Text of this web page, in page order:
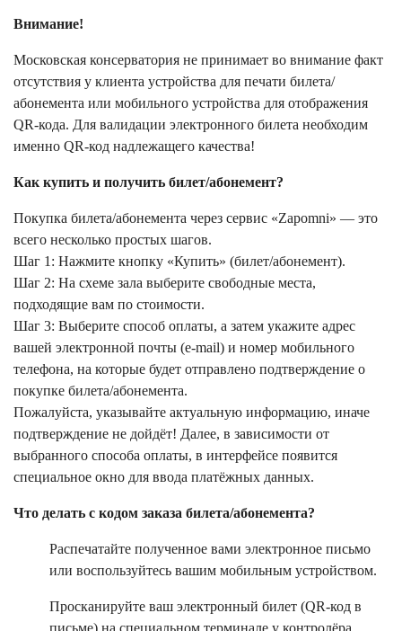
Внимание!
Московская консерватория не принимает во внимание факт
отсутствия у клиента устройства для печати билета/
абонемента или мобильного устройства для отображения
QR-кода. Для валидации электронного билета необходим
именно QR-код надлежащего качества!
Как купить и получить билет/абонемент?
Покупка билета/абонемента через сервис «Zapomni» — это
всего несколько простых шагов.
Шаг 1: Нажмите кнопку «Купить» (билет/абонемент).
Шаг 2: На схеме зала выберите свободные места,
подходящие вам по стоимости.
Шаг 3: Выберите способ оплаты, а затем укажите адрес
вашей электронной почты (e-mail) и номер мобильного
телефона, на которые будет отправлено подтверждение о
покупке билета/абонемента.
Пожалуйста, указывайте актуальную информацию, иначе
подтверждение не дойдёт! Далее, в зависимости от
выбранного способа оплаты, в интерфейсе появится
специальное окно для ввода платёжных данных.
Что делать с кодом заказа билета/абонемента?
Распечатайте полученное вами электронное письмо
или воспользуйтесь вашим мобильным устройством.
Просканируйте ваш электронный билет (QR-код в